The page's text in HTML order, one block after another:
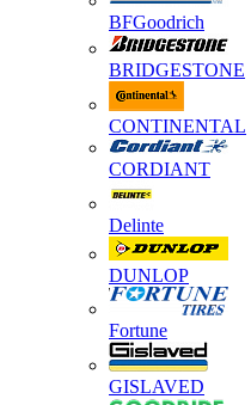
BFGoodrich
BRIDGESTONE
CONTINENTAL
CORDIANT
Delinte
DUNLOP
Fortune
GISLAVED